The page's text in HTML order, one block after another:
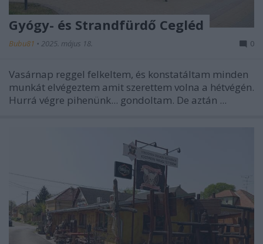
Gyógy- és Strandfürdő Cegléd
Bubu81 • 2025. május 18. 0
Vasárnap reggel felkeltem, és konstatáltam minden
munkát elvégeztem amit szerettem volna a hétvégén.
Hurrá végre pihenünk... gondoltam. De aztán ...